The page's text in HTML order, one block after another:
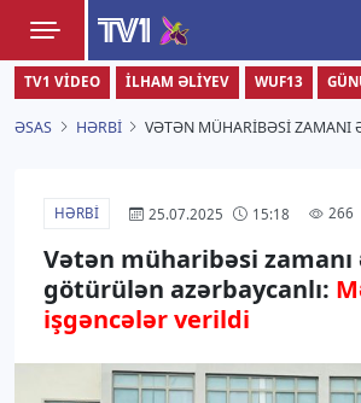
TV1
Zamanı bizimlə yaşa!
TV1 VIDEO İLHAM ƏLIYEV WUF13
ƏSAS HƏRBI VƏTƏN MÜHARIBƏSI ZAMANI
HƏRBI 25.07.2025 15:18 266
Vətən müharibəsi zamanı
götürülən azərbaycanlı:
işgəncələr verildi